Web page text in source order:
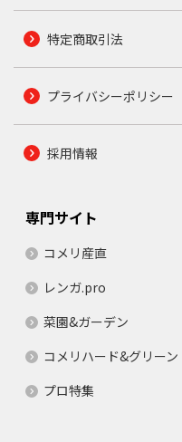
特定商取引法
プライバシーポリシー
採用情報
専門サイト
コメリ産直
レンガ.pro
菜園&ガーデン
コメリハード&グリーン
プロ特集